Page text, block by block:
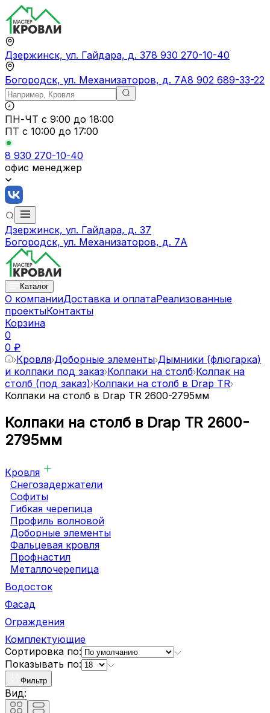
Дзержинск, ул. Гайдара, д. 378 930 270-10-40
Богородск, ул. Механизаторов, д. 7А8 902 689-33-22
ПН-ЧТ с 9:00 до 18:00
ПТ с 10:00 до 17:00
8 930 270-10-40
офис менеджер
Дзержинск, ул. Гайдара, д. 37
Богородск, ул. Механизаторов, д. 7А
Каталог
О компанииДоставка и оплатаРеализованные
проектыКонтакты
Корзина
0
0 ₽
Кровля Доборные элементы Дымники (флюгарка)
и колпаки под заказ Колпаки на столб Колпак на
столб (под заказ) Колпаки на столб в Drap TR
Колпаки на столб в Drap TR 2600-2795мм
Колпаки на столб в Drap TR 2600-
2795мм
Кровля
Снегозадержатели
Софиты
Гибкая черепица
Профиль волновой
Доборные элементы
Фальцевая кровля
Профнастил
Металлочерепица
Водосток
Фасад
Ограждения
Комплектующие
Сортировка по:
Показывать по:
Фильтр
Вид: